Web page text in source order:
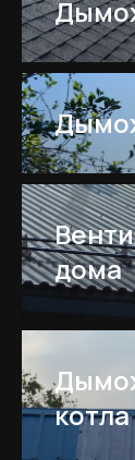
дома
котла
Я подтверждаю
данных и даю согласие
условиях, указанных в
Покупателям
Услуги
Схемы